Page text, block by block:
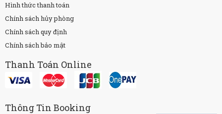
Hình thức thanh toán
Chính sách hủy phòng
Chính sách quy định
Chính sách bảo mật
Thanh Toán Online
Thông Tin Booking